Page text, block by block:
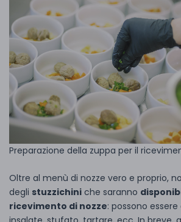
Preparazione della zuppa per il
Oltre al menù di nozze vero e proprio,
degli stuzzichini che saranno
ricevimento di nozze: possono